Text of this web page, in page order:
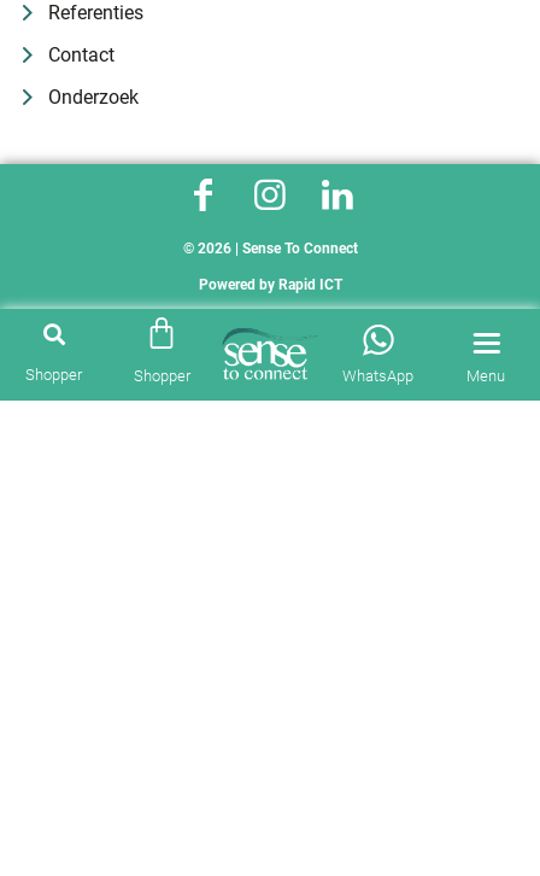
Referenties
Contact
Onderzoek
© 2026 | Sense To Connect
Powered by Rapid ICT
Shopper Shopper WhatsApp Menu